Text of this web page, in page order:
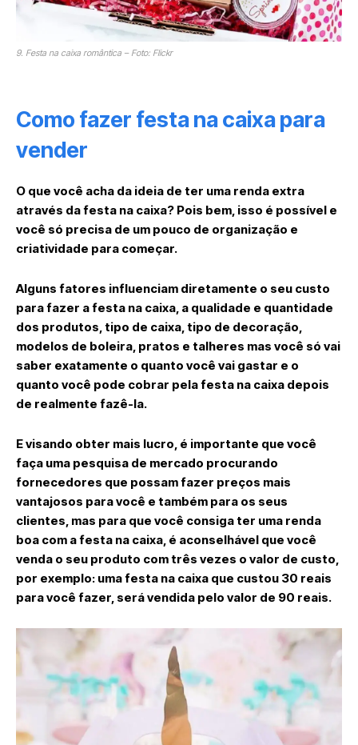
9. Festa na caixa romântica – Foto: Flickr
Como fazer festa na caixa para
vender
O que você acha da ideia de ter uma renda extra
através da festa na caixa? Pois bem, isso é possível e
você só precisa de um pouco de organização e
criatividade para começar.
Alguns fatores influenciam diretamente o seu custo
para fazer a festa na caixa, a qualidade e quantidade
dos produtos, tipo de caixa, tipo de decoração,
modelos de boleira, pratos e talheres mas você só vai
saber exatamente o quanto você vai gastar e o
quanto você pode cobrar pela festa na caixa depois
de realmente fazê-la.
E visando obter mais lucro, é importante que você
faça uma pesquisa de mercado procurando
fornecedores que possam fazer preços mais
vantajosos para você e também para os seus
clientes, mas para que você consiga ter uma renda
boa com a festa na caixa, é aconselhável que você
venda o seu produto com três vezes o valor de custo,
por exemplo: uma festa na caixa que custou 30 reais
para você fazer, será vendida pelo valor de 90 reais.